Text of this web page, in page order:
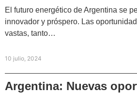
El futuro energético de Argentina se
innovador y próspero. Las
vastas, tanto…
10 julio, 2024
Argentina: Nuevas